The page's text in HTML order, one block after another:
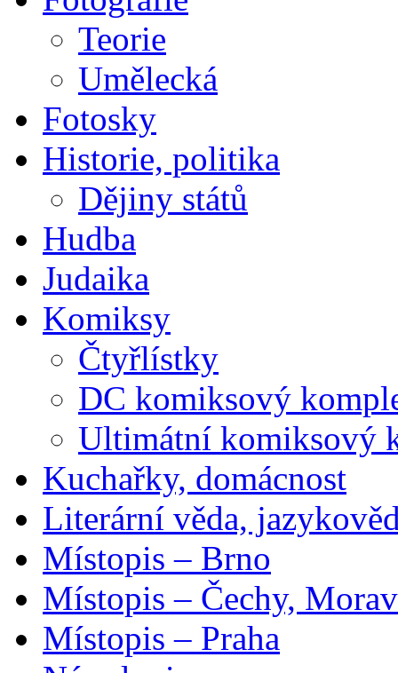
Teorie
Umělecká
Fotosky
Historie, politika
Dějiny států
Hudba
Judaika
Komiksy
Čtyřlístky
DC komiksový
Ultimátní komiksový
Kuchařky, domácnost
Literární věda,
Místopis – Brno
Místopis – Čechy,
Místopis – Praha